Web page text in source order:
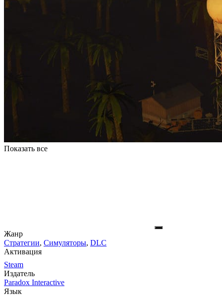
Показать все
Жанр
Стратегии, Симуляторы, DLC
Активация
Steam
Издатель
Paradox Interactive
Язык